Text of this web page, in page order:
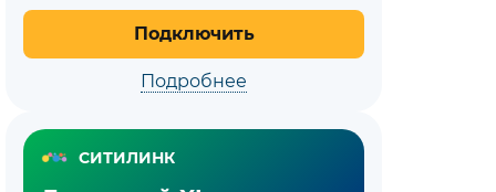
Подключить
Подробнее
СИТИЛИНК